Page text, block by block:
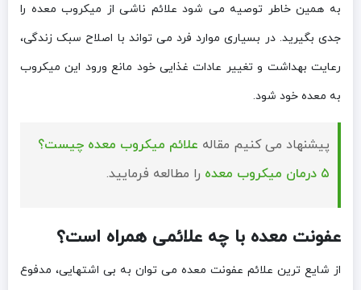
به همین خاطر توصیه می شود علائم ناشی از میکروب معده را
جدی بگیرید. در بسیاری موارد فرد می تواند با اصلاح سبک زندگی،
رعایت بهداشت و تغییر عادات غذایی خود مانع ورود این میکروب
به معده خود شود.
پیشنهاد می کنیم مقاله علائم میکروب معده چیست؟
۵ درمان میکروب معده
را مطالعه فرمایید.
عفونت معده با چه علائمی همراه است؟
از شایع ترین علائم عفونت معده می توان به بی اشتهایی، مدفوع